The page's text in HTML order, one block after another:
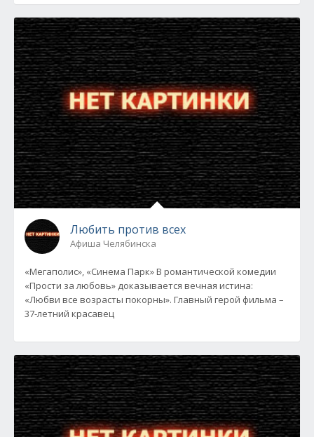
Любить против всех
Афиша Челябинска
«Мегаполис», «Синема Парк» В романтической комедии
«Прости за любовь» доказывается вечная истина:
«Любви все возрасты покорны». Главный герой фильма –
37-летний красавец